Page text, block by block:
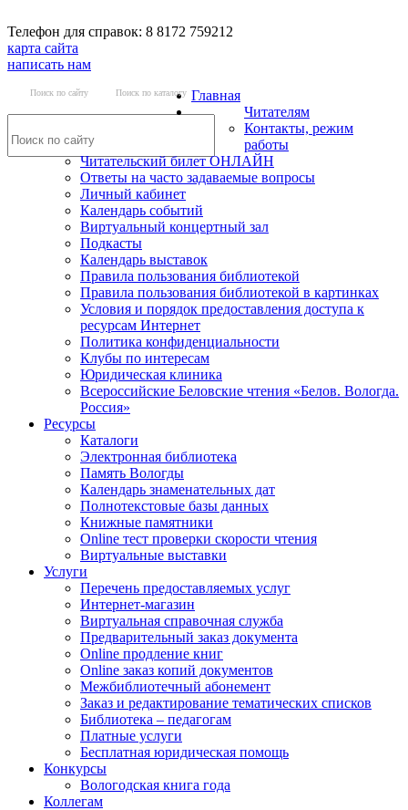
Телефон для справок: 8 8172 759212
карта сайта
написать нам
Поиск по сайту Поиск по каталогу Главная
Читателям
Контакты, режим
работы
Читательский билет ОНЛАЙН
Ответы на часто задаваемые вопросы
Личный кабинет
Календарь событий
Виртуальный концертный зал
Подкасты
Календарь выставок
Правила пользования библиотекой
Правила пользования библиотекой в картинках
Условия и порядок предоставления доступа к
ресурсам Интернет
Политика конфиденциальности
Клубы по интересам
Юридическая клиника
Всероссийские Беловские чтения «Белов. Вологда.
Россия»
Ресурсы
Каталоги
Электронная библиотека
Память Вологды
Календарь знаменательных дат
Полнотекстовые базы данных
Книжные памятники
Online тест проверки скорости чтения
Виртуальные выставки
Услуги
Перечень предоставляемых услуг
Интернет-магазин
Виртуальная справочная служба
Предварительный заказ документа
Online продление книг
Online заказ копий документов
Межбиблиотечный абонемент
Заказ и редактирование тематических списков
Библиотека – педагогам
Платные услуги
Бесплатная юридическая помощь
Конкурсы
Вологодская книга года
Коллегам